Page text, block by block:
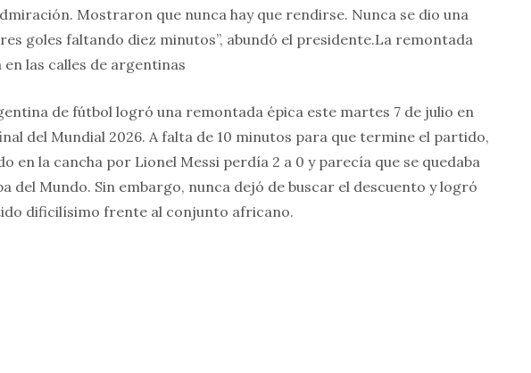
Mostraron que nunca hay que rendirse. Nunca se dio una
goles faltando diez minutos”, abundó el presidente.La remontada
las calles de argentinas
de fútbol logró una remontada épica este martes 7 de julio en
del Mundial 2026. A falta de 10 minutos para que termine el partido,
en la cancha por Lionel Messi perdía 2 a 0 y parecía que se quedaba
del Mundo. Sin embargo, nunca dejó de buscar el descuento y logró
dificilísimo frente al conjunto africano.